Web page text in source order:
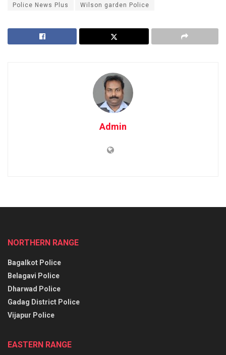
Police News Plus Wilson garden Police
Admin
NORTHERN RANGE
Bagalkot Police
Belagavi Police
Dharwad Police
Gadag District Police
Vijapur Police
EASTERN RANGE